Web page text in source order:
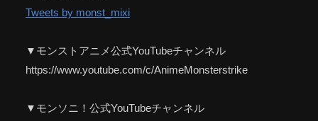
Tweets by monst_mixi
▼モンストアニメ公式YouTubeチャンネル
https://www.youtube.com/c/AnimeMonsterstrike
▼モンソニ！公式YouTubeチャンネル